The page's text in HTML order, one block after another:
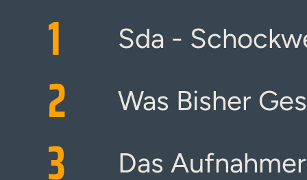
1 Sda -
2 Was Bisher
3 Das